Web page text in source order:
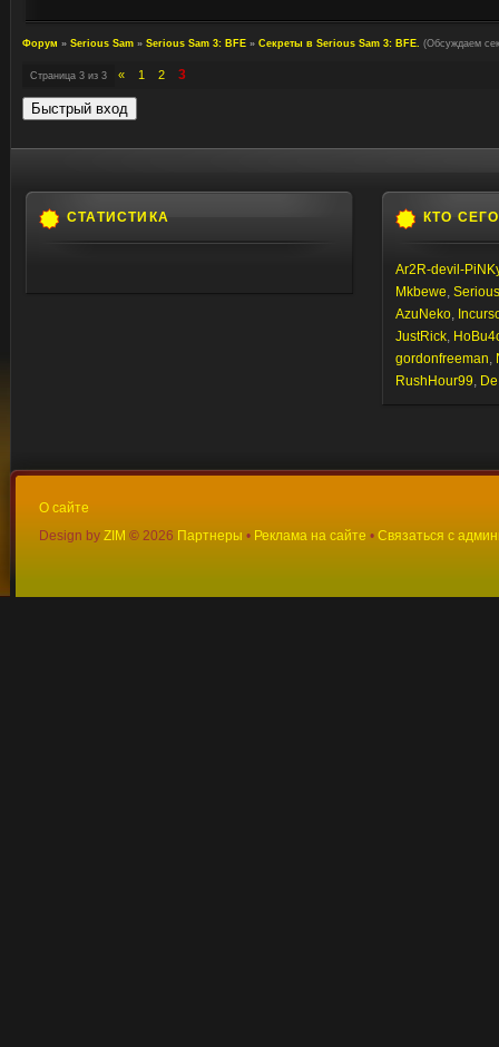
Форум » Serious Sam » Serious Sam 3: BFE » Секреты в Serious Sam 3: BFE. (Обсуждаем
Страница 3 из 3 « 1 2 3
СТАТИСТИКА КТО
Ar2R-devil-
Mkbewe,
AzuNeko,
JustRick,
gordonfreeman,
RushHour99,
О сайте
Design by ZIM © 2026 Партнеры • Реклама на сайте • Связаться с